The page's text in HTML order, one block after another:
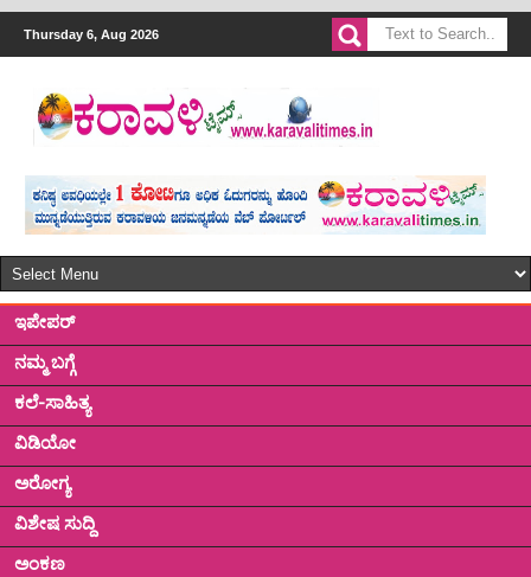
Thursday 6, Aug 2026
ಇಪೇಪರ್
ನಮ್ಮ ಬಗ್ಗೆ
ಕಲೆ-ಸಾಹಿತ್ಯ
ವಿಡಿಯೋ
ಅರೋಗ್ಯ
ವಿಶೇಷ ಸುದ್ದಿ
ಅಂಕಣ